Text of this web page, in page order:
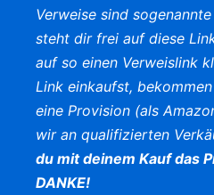
Verweise sind
steht dir frei auf diese
auf so einen Verweislink
Link einkaufst,
eine Provision (als
wir an qualifizierten
du mit deinem Kauf das
DANKE!